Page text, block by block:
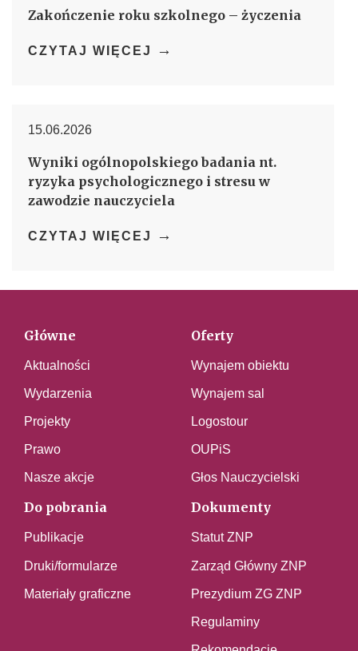
Zakończenie roku szkolnego – życzenia
CZYTAJ WIĘCEJ →
15.06.2026
Wyniki ogólnopolskiego badania nt.
ryzyka psychologicznego i stresu w
zawodzie nauczyciela
CZYTAJ WIĘCEJ →
Główne
Aktualności
Wydarzenia
Projekty
Prawo
Nasze akcje
Oferty
Wynajem obiektu
Wynajem sal
Logostour
OUPiS
Głos Nauczycielski
Do pobrania
Publikacje
Druki/formularze
Materiały graficzne
Dokumenty
Statut ZNP
Zarząd Główny ZNP
Prezydium ZG ZNP
Regulaminy